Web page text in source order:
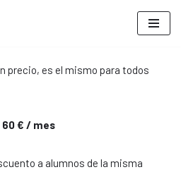
precio, es el mismo para todos
60 € / mes
a alumnos de la misma